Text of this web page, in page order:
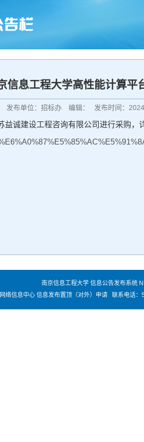
信息工程大学高性能计算平
发布单位：招标办 编辑： 发布时间：
诚建设工程咨询有限公司进行采购，
南京信息工程大学 信息公告发布系统
络信息中心 信息发布置顶（对外）申请 联系电话